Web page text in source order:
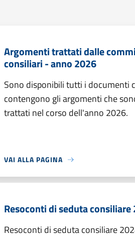
Argomenti trattati dalle
consiliari - anno 2026
Sono disponibili tutti i documenti
contengono gli argomenti che
trattati nel corso dell'anno 2026.
VAI ALLA PAGINA
Resoconti di seduta consiliare
Resoconti di seduta consiliare